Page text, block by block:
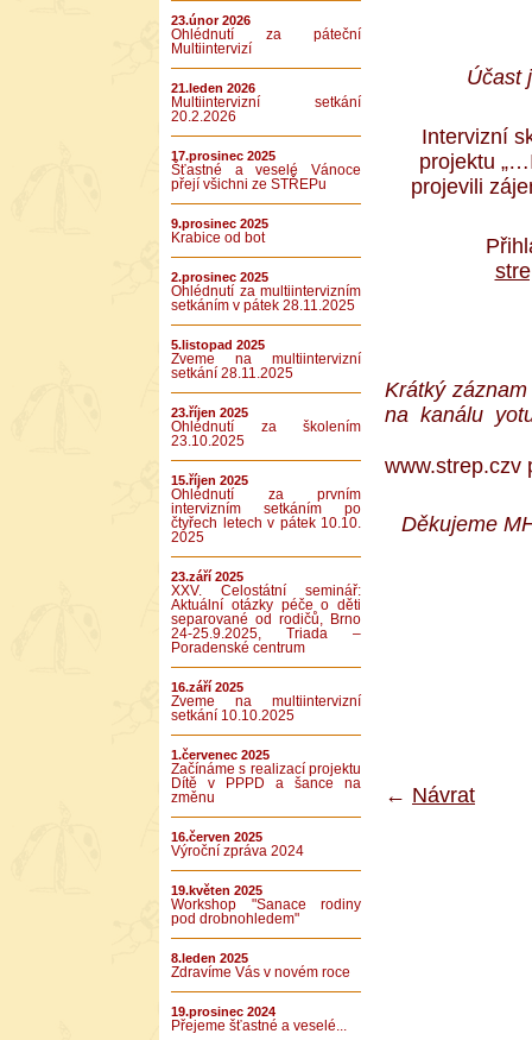
23.únor 2026
Ohlédnutí za páteční
Multiintervizí
21.leden 2026
Multiintervizní setkání
20.2.2026
17.prosinec 2025
Šťastné a veselé Vánoce
přejí všichni ze STŘEPu
9.prosinec 2025
Krabice od bot
2.prosinec 2025
Ohlédnutí za multiintervizním
setkáním v pátek 28.11.2025
5.listopad 2025
Zveme na multiintervizní
setkání 28.11.2025
23.říjen 2025
Ohlédnutí za školením
23.10.2025
15.říjen 2025
Ohlédnutí za prvním
intervizním setkáním po
čtyřech letech v pátek 10.10.
2025
23.září 2025
XXV. Celostátní seminář:
Aktuální otázky péče o děti
separované od rodičů, Brno
24-25.9.2025, Triada –
Poradenské centrum
16.září 2025
Zveme na multiintervizní
setkání 10.10.2025
1.červenec 2025
Začínáme s realizací projektu
Dítě v PPPD a šance na
změnu
16.červen 2025
Výroční zpráva 2024
19.květen 2025
Workshop "Sanace rodiny
pod drobnohledem"
8.leden 2025
Zdravíme Vás v novém roce
19.prosinec 2024
Přejeme šťastné a veselé...
Účast
Intervizní
projektu
projevili
Krátký
na kanálu
www.strep.czv
Děkujeme
← Návrat